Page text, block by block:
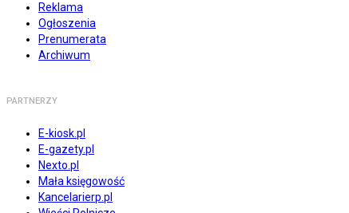
Reklama
Ogłoszenia
Prenumerata
Archiwum
PARTNERZY
E-kiosk.pl
E-gazety.pl
Nexto.pl
Mała księgowość
Kancelarierp.pl